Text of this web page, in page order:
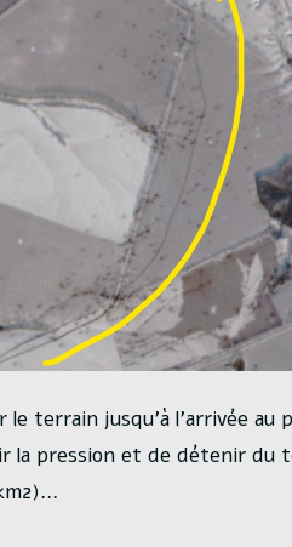
terrain jusqu’à l’arrivée au
la pression et de détenir du